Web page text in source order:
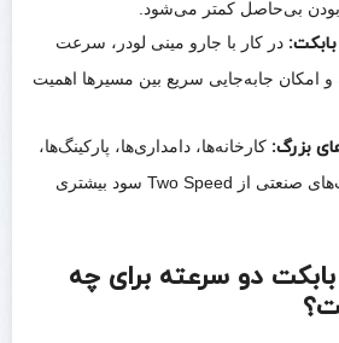
بی‌حاصل کمتر می‌شود.
در کار با جارو مینی لودر، سرعت
امکان جابه‌جایی سریع بین مسیرها اهمیت
بزرگ: کارخانه‌ها، دامداری‌ها، پارکینگ‌ها،
فرودگاه‌ها و سایت‌های صنعتی از Two Speed سود بیشتری
دو سرعته برای چه